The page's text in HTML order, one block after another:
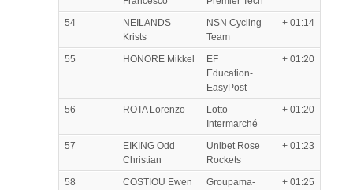
54
NEILANDS
Krists
NSN Cycling
Team
+ 01:14
55 HONORE Mikkel
EF
Education-
EasyPost
+ 01:20
56 ROTA Lorenzo
Lotto-
Intermarché
+ 01:20
57
EIKING Odd
Christian
Unibet Rose
Rockets
+ 01:23
58 COSTIOU Ewen
Groupama-
+ 01:25